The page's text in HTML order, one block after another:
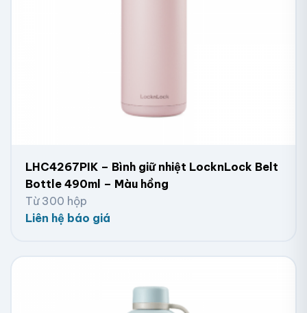
LHC4267PIK – Bình giữ nhiệt LocknLock Belt
Bottle 490ml – Màu hồng
Từ 300 hộp
Liên hệ báo giá